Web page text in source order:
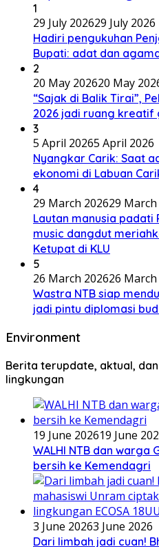
1
29 July 202629 July 2026
Hadiri pengukuhan
Bupati: adat dan
2
20 May 202620 May
“Sajak di Balik Tirai”,
2026 jadi ruang kreatif
3
5 April 20265 April 2026
Nyangkar Carik: Saat
ekonomi di Labuan
4
29 March 202629 March
Lautan manusia padati
music dangdut
Ketupat di KLU
5
26 March 202626 March
Wastra NTB siap
jadi pintu diplomasi
Environment
Berita terupdate, aktual,
lingkungan
19 June 202619 June
WALHI NTB dan warga
bersih ke Kemendagri
3 June 20263 June 2026
Dari limbah jadi cuan!